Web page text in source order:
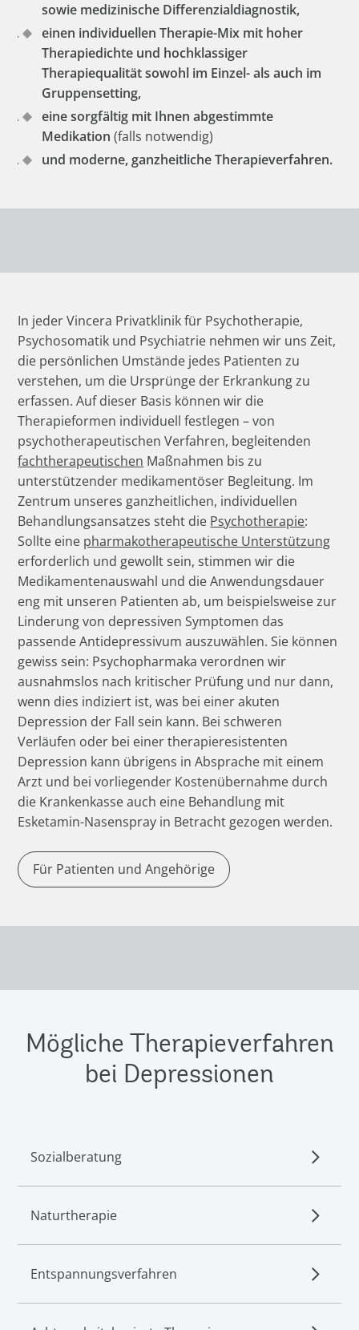
sowie medizinische Differenzialdiagnostik,
einen individuellen Therapie-Mix mit hoher
Therapiedichte und hochklassiger
Therapiequalität sowohl im Einzel- als auch im
Gruppensetting,
eine sorgfältig mit Ihnen abgestimmte
Medikation (falls notwendig)
und moderne, ganzheitliche Therapieverfahren.
In jeder Vincera Privatklinik für Psychotherapie,
Psychosomatik und Psychiatrie nehmen wir uns Zeit,
die persönlichen Umstände jedes Patienten zu
verstehen, um die Ursprünge der Erkrankung zu
erfassen. Auf dieser Basis können wir die
Therapieformen individuell festlegen – von
psychotherapeutischen Verfahren, begleitenden
fachtherapeutischen Maßnahmen bis zu
unterstützender medikamentöser Begleitung. Im
Zentrum unseres ganzheitlichen, individuellen
Behandlungsansatzes steht die Psychotherapie:
Sollte eine pharmakotherapeutische Unterstützung
erforderlich und gewollt sein, stimmen wir die
Medikamentenauswahl und die Anwendungsdauer
eng mit unseren Patienten ab, um beispielsweise zur
Linderung von depressiven Symptomen das
passende Antidepressivum auszuwählen. Sie können
gewiss sein: Psychopharmaka verordnen wir
ausnahmslos nach kritischer Prüfung und nur dann,
wenn dies indiziert ist, was bei einer akuten
Depression der Fall sein kann. Bei schweren
Verläufen oder bei einer therapieresistenten
Depression kann übrigens in Absprache mit einem
Arzt und bei vorliegender Kostenübernahme durch
die Krankenkasse auch eine Behandlung mit
Esketamin-Nasenspray in Betracht gezogen werden.
Für Patienten und Angehörige
Mögliche Therapieverfahren
bei Depressionen
Sozialberatung
Naturtherapie
Entspannungsverfahren